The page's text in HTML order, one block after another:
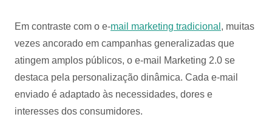
Em contraste com o e-mail marketing tradicional , muitas
vezes ancorado em campanhas generalizadas que
atingem amplos públicos, o e-mail Marketing 2.0 se
destaca pela personalização dinâmica. Cada e-mail
enviado é adaptado às necessidades, dores e
interesses dos consumidores.